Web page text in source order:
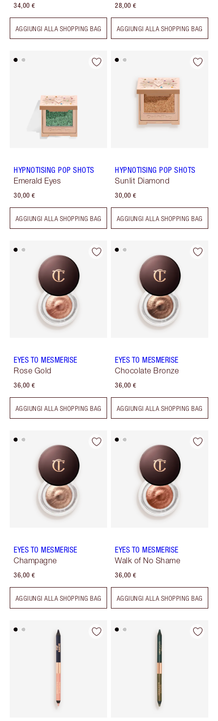
34,00 €
AGGIUNGI ALLA SHOPPING BAG
28,00 €
AGGIUNGI ALLA SHOPPING BAG
HYPNOTISING POP SHOTS
Emerald Eyes
30,00 €
AGGIUNGI ALLA SHOPPING BAG
HYPNOTISING POP SHOTS
Sunlit Diamond
30,00 €
AGGIUNGI ALLA SHOPPING BAG
EYES TO MESMERISE
Rose Gold
36,00 €
AGGIUNGI ALLA SHOPPING BAG
EYES TO MESMERISE
Chocolate Bronze
36,00 €
AGGIUNGI ALLA SHOPPING BAG
EYES TO MESMERISE
Champagne
36,00 €
AGGIUNGI ALLA SHOPPING BAG
EYES TO MESMERISE
Walk of No Shame
36,00 €
AGGIUNGI ALLA SHOPPING BAG